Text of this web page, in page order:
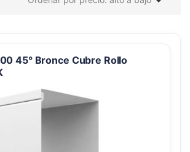
45° Bronce Cubre Rollo